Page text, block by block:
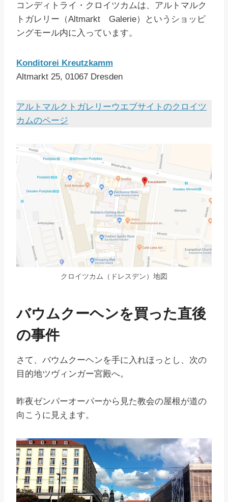
コンディトライ・クロイツカムは、アルトマルク
トガレリー（Altmarkt Galerie）というショッピ
ングモール内に入っています。
Konditorei Kreutzkamm
Altmarkt 25, 01067 Dresden
アルトマルクトガレリーウエブサイトのクロイツ
カムのページ
クロイツカム（ドレスデン）地図
バウムクーヘンを買った直後
の事件
さて、バウムクーヘンを手に入れほっとし、次の
目的地ツヴィンガー宮殿へ。
昨夜ゼンパーオーパーから見た教会の屋根が道の
向こうに見えます。